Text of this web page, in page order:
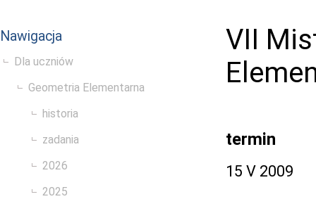
Nawigacja
Dla uczniów
Geometria Elementarna
historia
zadania
2026
2025
VII
termin
15 V 2009